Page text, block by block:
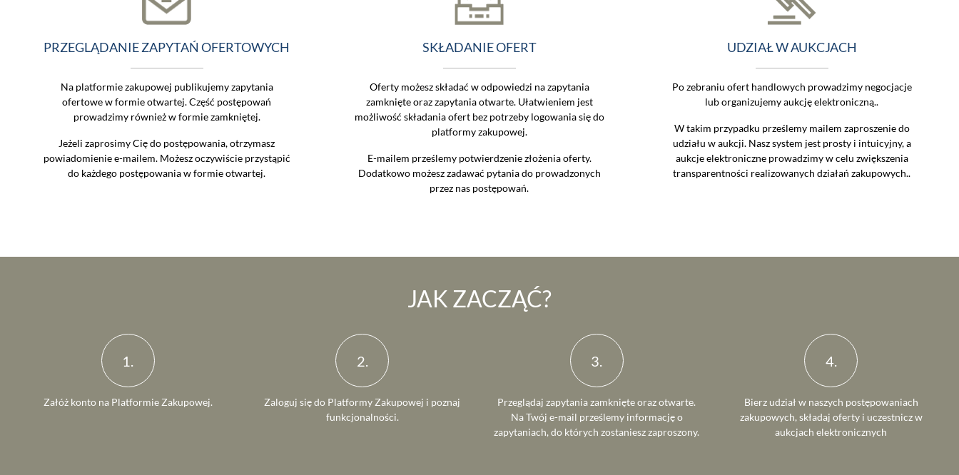
PRZEGLĄDANIE ZAPYTAŃ OFERTOWYCH
Na platformie zakupowej publikujemy zapytania
ofertowe w formie otwartej. Część postępowań
prowadzimy również w formie zamkniętej.
Jeżeli zaprosimy Cię do postępowania, otrzymasz
powiadomienie e-mailem. Możesz oczywiście przystąpić
do każdego postępowania w formie otwartej.
SKŁADANIE OFERT
Oferty możesz składać w odpowiedzi na zapytania
zamknięte oraz zapytania otwarte. Ułatwieniem jest
możliwość składania ofert bez potrzeby logowania się do
platformy zakupowej.
E-mailem prześlemy potwierdzenie złożenia oferty.
Dodatkowo możesz zadawać pytania do prowadzonych
przez nas postępowań.
UDZIAŁ W AUKCJACH
Po zebraniu ofert handlowych prowadzimy negocjacje
lub organizujemy aukcję elektroniczną..
W takim przypadku prześlemy mailem zaproszenie do
udziału w aukcji. Nasz system jest prosty i intuicyjny, a
aukcje elektroniczne prowadzimy w celu zwiększenia
transparentności realizowanych działań zakupowych..
JAK ZACZĄĆ?
1.
Załóż konto na Platformie Zakupowej.
2.
Zaloguj się do Platformy Zakupowej i poznaj
funkcjonalności.
3.
Przeglądaj zapytania zamknięte oraz otwarte.
Na Twój e-mail prześlemy informację o
zapytaniach, do których zostaniesz zaproszony.
4.
Bierz udział w naszych postępowaniach
zakupowych, składaj oferty i uczestnicz w
aukcjach elektronicznych